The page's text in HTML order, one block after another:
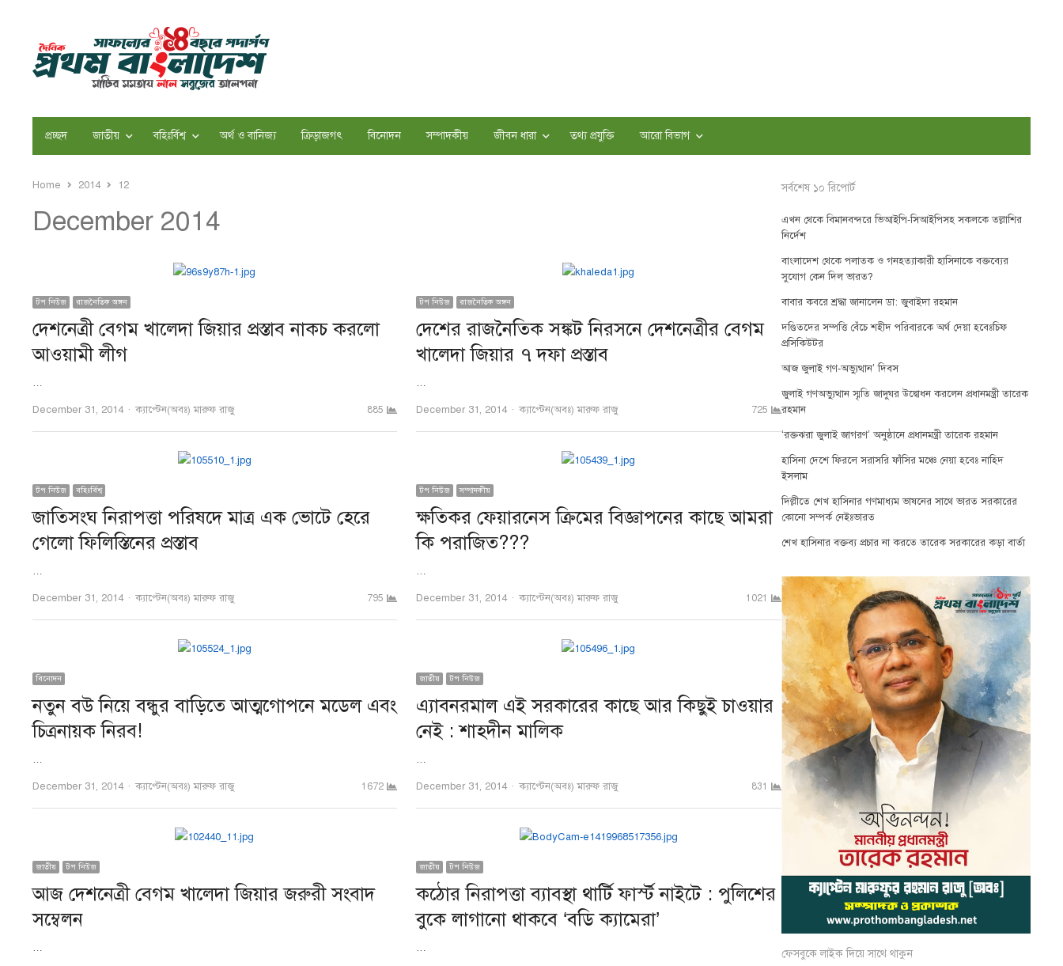
প্রচ্ছদ জাতীয় বহিঃর্বিশ্ব অর্থ ও বানিজ্য ক্রিড়াজগৎ বিনোদন সম্পাদকীয় জীবন ধারা তথ্য প্রযুক্তি আরো বিভাগ
Home 2014 12
December 2014
টপ নিউজ রাজনৈতিক অঙ্গন
দেশনেত্রী বেগম খালেদা জিয়ার প্রস্তাব নাকচ করলো
আওয়ামী লীগ
…
December 31, 2014 Author
ক্যাপ্টেন(অবঃ) মারুফ রাজু 885
টপ নিউজ রাজনৈতিক অঙ্গন
দেশের রাজনৈতিক সঙ্কট নিরসনে দেশনেত্রীর বেগম
খালেদা জিয়ার ৭ দফা প্রস্তাব
…
December 31, 2014 Author
ক্যাপ্টেন(অবঃ) মারুফ রাজু 725
টপ নিউজ বহিঃর্বিশ্ব
জাতিসংঘ নিরাপত্তা পরিষদে মাত্র এক ভোটে হেরে
গেলো ফিলিস্তিনের প্রস্তাব
…
December 31, 2014 Author
ক্যাপ্টেন(অবঃ) মারুফ রাজু 795
টপ নিউজ সম্পাদকীয়
ক্ষতিকর ফেয়ারনেস ক্রিমের বিজ্ঞাপনের কাছে আমরা
কি পরাজিত???
…
December 31, 2014 Author
ক্যাপ্টেন(অবঃ) মারুফ রাজু 1021
বিনোদন
নতুন বউ নিয়ে বন্ধুর বাড়িতে আত্মগোপনে মডেল এবং
চিত্রনায়ক নিরব!
…
December 31, 2014 Author
ক্যাপ্টেন(অবঃ) মারুফ রাজু 1672
জাতীয় টপ নিউজ
এ্যাবনরমাল এই সরকারের কাছে আর কিছুই চাওয়ার
নেই : শাহদীন মালিক
…
December 31, 2014 Author
ক্যাপ্টেন(অবঃ) মারুফ রাজু 831
জাতীয় টপ নিউজ
আজ দেশনেত্রী বেগম খালেদা জিয়ার জরুরী সংবাদ
সম্বেলন
…
জাতীয় টপ নিউজ
কঠোর নিরাপত্তা ব্যাবস্থা থার্টি ফার্স্ট নাইটে : পুলিশের
বুকে লাগানো থাকবে ‘বডি ক্যামেরা’
…
সর্বশেষ ১০ রিপোর্ট
এখন থেকে বিমানবন্দরে ভিআইপি-সিআইপিসহ সকলকে তল্লাশির
নির্দেশ
বাংলাদেশ থেকে পলাতক ও গনহত্যাকারী হাসিনাকে বক্তব্যের
সুযোগ কেন দিল ভারত?
বাবার কবরে শ্রদ্ধা জানালেন ডা: জুবাইদা রহমান
দণ্ডিতদের সম্পত্তি বেঁচে শহীদ পরিবারকে অর্থ দেয়া হবেঃচিফ
প্রসিকিউটর
আজ জুলাই গণ-অভ্যুত্থান’ দিবস
জুলাই গণঅভ্যুত্থান স্মৃতি জাদুঘর উদ্বোধন করলেন প্রধানমন্ত্রী তারেক
রহমান
‘রক্তঝরা জুলাই জাগরণ’ অনুষ্ঠানে প্রধানমন্ত্রী তারেক রহমান
হাসিনা দেশে ফিরলে সরাসরি ফাঁসির মঞ্চে নেয়া হবেঃ নাহিদ
ইসলাম
দিল্লীতে শেখ হাসিনার গণমাধ্যম ভাষনের সাথে ভারত সরকারের
কোনো সম্পর্ক নেইঃভারত
শেখ হাসিনার বক্তব্য প্রচার না করতে তারেক সরকারের কড়া বার্তা
ফেসবুকে লাইক দিয়ে সাথে থাকুন